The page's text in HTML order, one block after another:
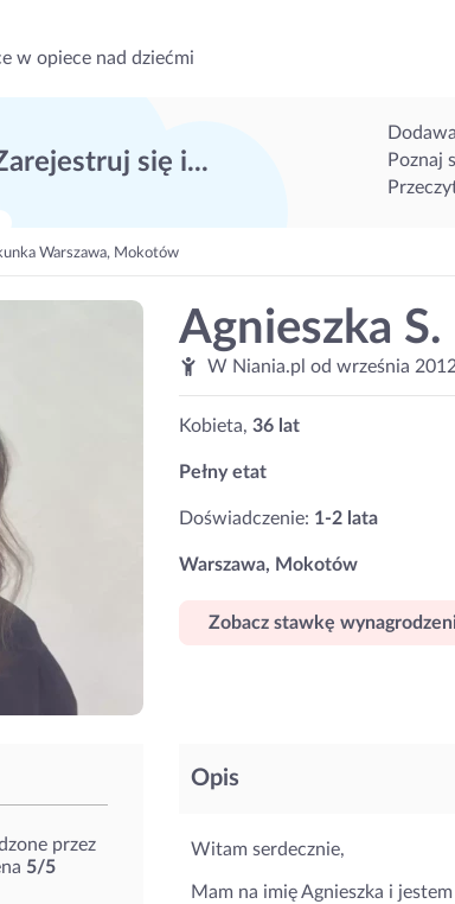
w opiece nad dziećmi
się i...
Poznaj
Warszawa, Mokotów
Agnieszka S.
W Niania.pl od września
Kobieta, 36 lat
Pełny etat
Doświadczenie: 1-2 lata
Warszawa, Mokotów
Zobacz stawkę
przez
5/5
Opis
Witam serdecznie,
Mam na imię Agnieszka i